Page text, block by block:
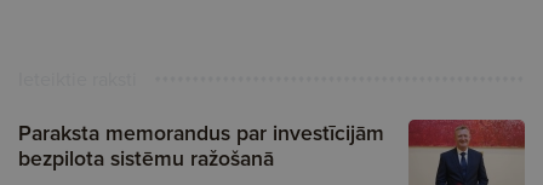
Paraksta memorandus par investīcijām
bezpilota sistēmu ražošanā